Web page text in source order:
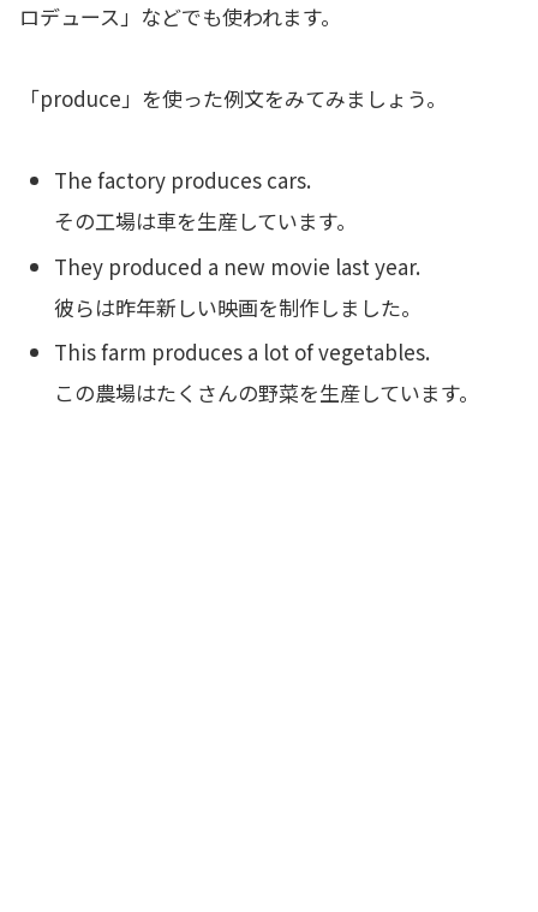
ロデュース」などでも使われます。
「produce」を使った例文をみてみましょう。
The factory produces cars.
その工場は車を生産しています。
They produced a new movie last year.
彼らは昨年新しい映画を制作しました。
This farm produces a lot of vegetables.
この農場はたくさんの野菜を生産しています。